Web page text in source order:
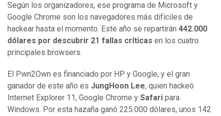
Según los organizadores, ese programa de Microsoft y
Google Chrome son los navegadores más difíciles de
hackear hasta el momento. Este año se repartirán 442.000
dólares por descubrir 21 fallas críticas en los cuatro
principales browsers.
El Pwn2Own es financiado por HP y Google, y el gran
ganador de este año es JungHoon Lee, quien hackeó
Internet Explorer 11, Google Chrome y Safari para
Windows. Por esta hazaña ganó 225.000 dólares, unos 142